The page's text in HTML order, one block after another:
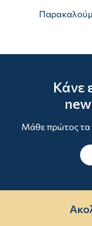
Κάνε
Μάθε πρώτος τα